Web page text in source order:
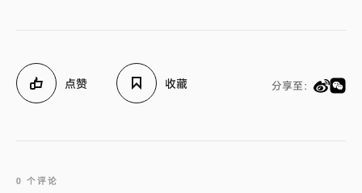
点赞 收藏 分享至：
0 个评论